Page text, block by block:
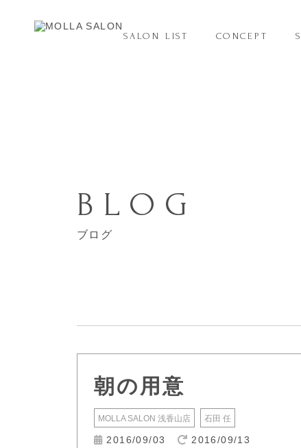
SALON LIST CONCEPT
BLOG
ブログ
朝の用意
MOLLA SALON 浅香山店 石田 任
2016/09/03 2016/09/13